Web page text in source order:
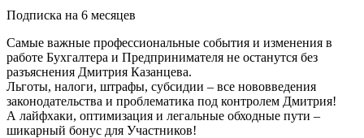
Подписка на 6 месяцев
Самые важные профессиональные события и изменения в
работе Бухгалтера и Предпринимателя не останутся без
разъяснения Дмитрия Казанцева.
Льготы, налоги, штрафы, субсидии – все нововведения
законодательства и проблематика под контролем Дмитрия!
А лайфхаки, оптимизация и легальные обходные пути –
шикарный бонус для Участников!